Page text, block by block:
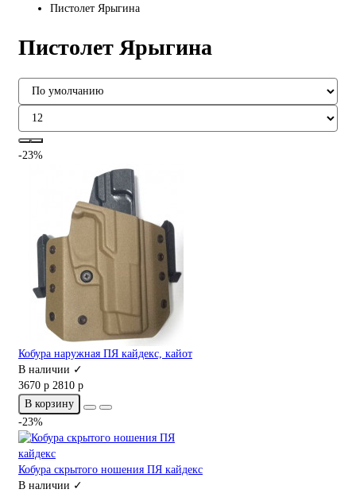
Пистолет Ярыгина
Пистолет Ярыгина
-23%
Кобура наружная ПЯ кайдекс, кайот
В наличии ✓
3670 р 2810 р
В корзину
-23%
Кобура скрытого ношения ПЯ кайдекс
В наличии ✓